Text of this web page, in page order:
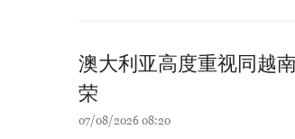
澳大利亚高度重视同越
荣
07/08/2026 08:20